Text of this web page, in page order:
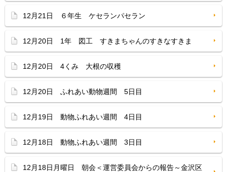
12月21日 ６年生 ケセランパセラン
12月20日 1年 図工 すきまちゃんのすきなすきま
12月20日 4くみ 大根の収穫
12月20日 ふれあい動物週間 5日目
12月19日 動物ふれあい週間 4日目
12月18日 動物ふれあい週間 3日目
12月18日月曜日 朝会＜運営委員会からの報告～金沢区